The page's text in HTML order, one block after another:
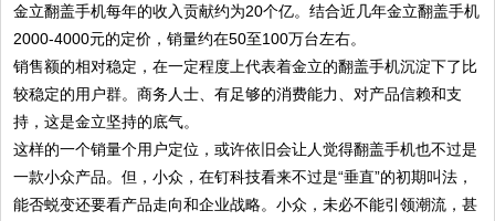
金立翻盖手机每年的收入贡献约为20个亿。结合近几年金立翻盖手机
2000-4000元的定价，销量约在50至100万台左右。
销售额的相对稳定，在一定程度上代表着金立的翻盖手机沉淀下了比
较稳定的用户群。商务人士、有足够的消费能力、对产品信赖和支
持，这是金立坚持的底气。
这样的一个销量个用户定位，或许依旧会让人觉得翻盖手机也不过是
一款小众产品。但，小众，在钉科技看来不过是“垂直”的初期叫法，
能否蜕变还要看产品走向和企业战略。小众，未必不能引领潮流，甚